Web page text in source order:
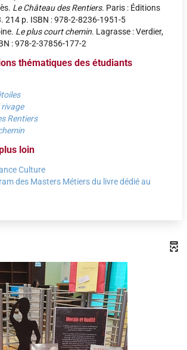
Le Château des Rentiers. Paris : Éditions
214 p. ISBN : 978-2-8236-1951-5
Le plus court chemin. Lagrasse : Verdier,
: 978-2-37856-177-2
thématiques des étudiants
rivage
Rentiers
loin
Culture
des Masters Métiers du livre dédié au